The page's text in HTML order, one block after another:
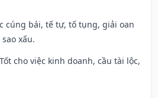
cúng bái, tế tự, tố tụng, giải oan
xấu.
cho việc kinh doanh, cầu tài lộc,